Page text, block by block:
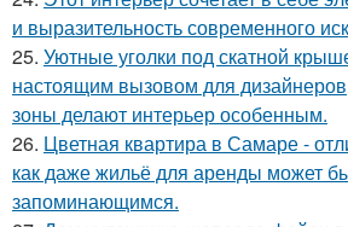
и выразительность современного
25. Уютные уголки под скатной
настоящим вызовом для
зоны делают интерьер особенным.
26. Цветная квартира в Самаре -
как даже жильё для аренды может
запоминающимся.